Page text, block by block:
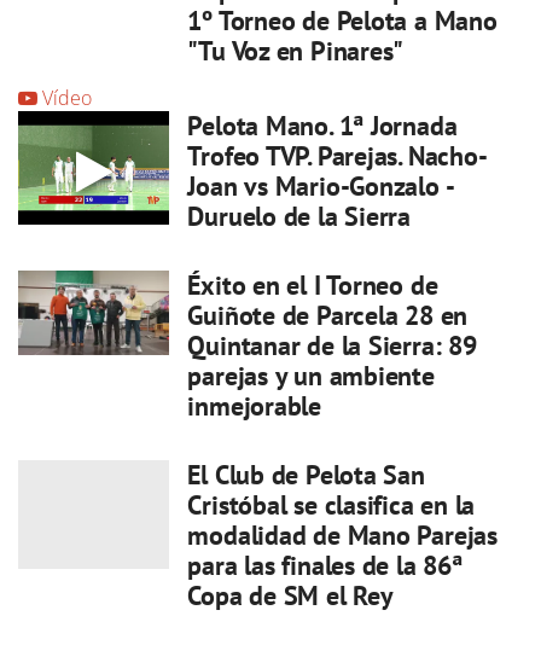
1º Torneo de Pelota a Mano
"Tu Voz en Pinares"
Vídeo
Pelota Mano. 1ª Jornada
Trofeo TVP. Parejas. Nacho-
Joan vs Mario-Gonzalo -
Duruelo de la Sierra
Éxito en el I Torneo de
Guiñote de Parcela 28 en
Quintanar de la Sierra: 89
parejas y un ambiente
inmejorable
El Club de Pelota San
Cristóbal se clasifica en la
modalidad de Mano Parejas
para las finales de la 86ª
Copa de SM el Rey